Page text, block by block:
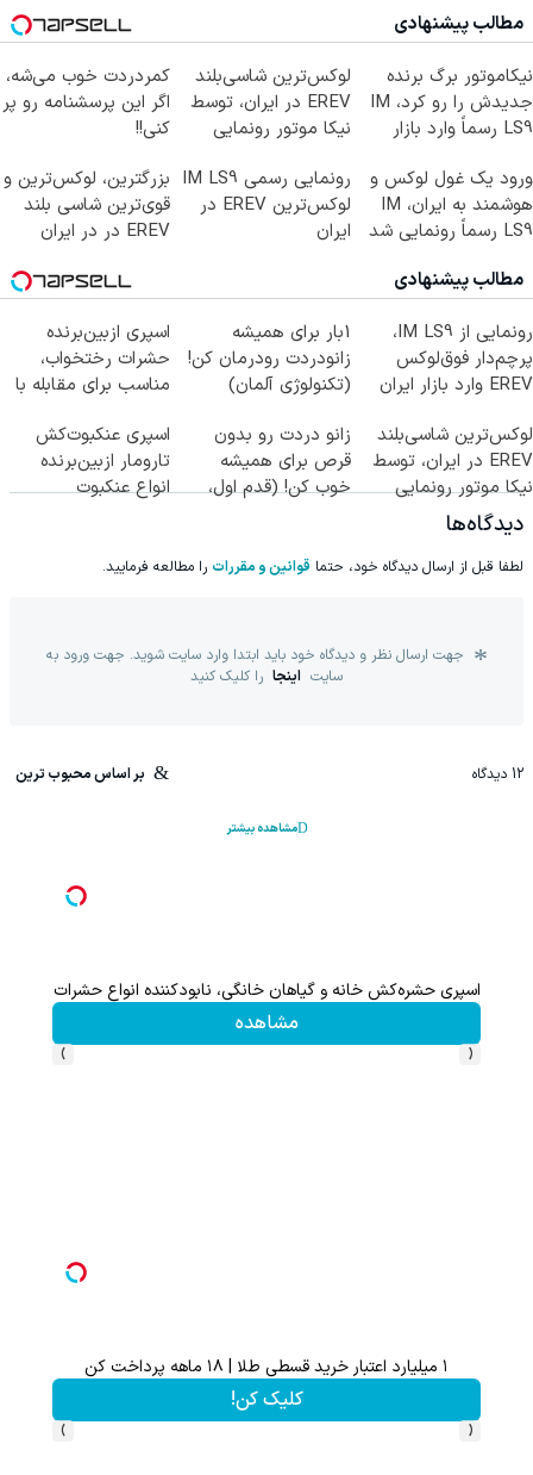
مطالب پیشنهادی
نیکاموتور برگ برنده
جدیدش را رو کرد، IM
LS9 رسماً وارد بازار
لوکس‌ترین شاسی‌بلند
EREV در ایران، توسط
نیکا موتور رونمایی
کمردردت خوب می‌شه،
اگر این پرسشنامه رو پر
کنی!!
ورود یک غول لوکس و
هوشمند به ایران، IM
LS9 رسماً رونمایی شد
رونمایی رسمی IM LS9
لوکس‌ترین EREV در
ایران
بزرگترین، لوکس‌ترین و
قوی‌ترین شاسی بلند
EREV در در ایران
مطالب پیشنهادی
رونمایی از IM LS9،
پرچم‌دار فوق‌لوکس
EREV وارد بازار ایران
1بار برای همیشه
زانودردت رودرمان کن!
(تکنولوژی آلمان)
اسپری ازبین‌برنده
حشرات رختخواب،
مناسب برای مقابله با
لوکس‌ترین شاسی‌بلند
EREV در ایران، توسط
نیکا موتور رونمایی
شد!
زانو دردت رو بدون
قرص برای همیشه
خوب کن! (قدم اول،
اسپری عنکبوت‌‌کش
تارومار ازبین‌برنده
انواع عنکبوت
دیدگاه‌ها
لطفا قبل از ارسال دیدگاه خود، حتما قوانین و مقررات را مطالعه فرمایید.
جهت ارسال نظر و دیدگاه خود باید ابتدا وارد سایت شوید. جهت ورود به
سایت اینجا را کلیک کنید
12 دیدگاه بر اساس محبوب ترین
مشاهده بیشتر
اسپری حشره‌کش خانه و گیاهان خانگی، نابودکننده انواع حشرات خانگی
مشاهده
‹
›
۱ میلیارد اعتبار خرید قسطی طلا | ۱۸ ماهه پرداخت کن
کلیک کن!
‹
›